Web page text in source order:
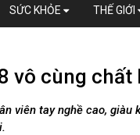
SỨC KHỎE THẾ GIỚI
vô cùng
viên tay nghề cao,